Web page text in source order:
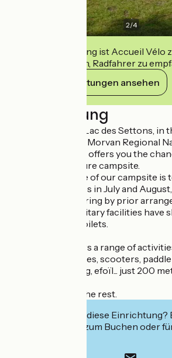
2/4
Diese Einrichtung ist Accueil Vélo
verpflichtet sich, Radfahrer zu
Ihre Verpflichtungen ansehen
Beschreibung
On the shores of Lac des Settons, in
Burgundy and the Morvan Regional
Domaine Activital offers you the
or more at its nature campsite.
The main purpose of our campsite
and leisure centres in July and
possibility of catering by prior
The campsite sanitary facilities have
washbasins and toilets.
Activital also offers a range of
hire, mountain bikes, scooters,
catamarans, sailing, efoïl... just 200
You enjoy, we do the rest.
Interessiert Sie diese Einrichtung?
deren Website zum Buchen oder